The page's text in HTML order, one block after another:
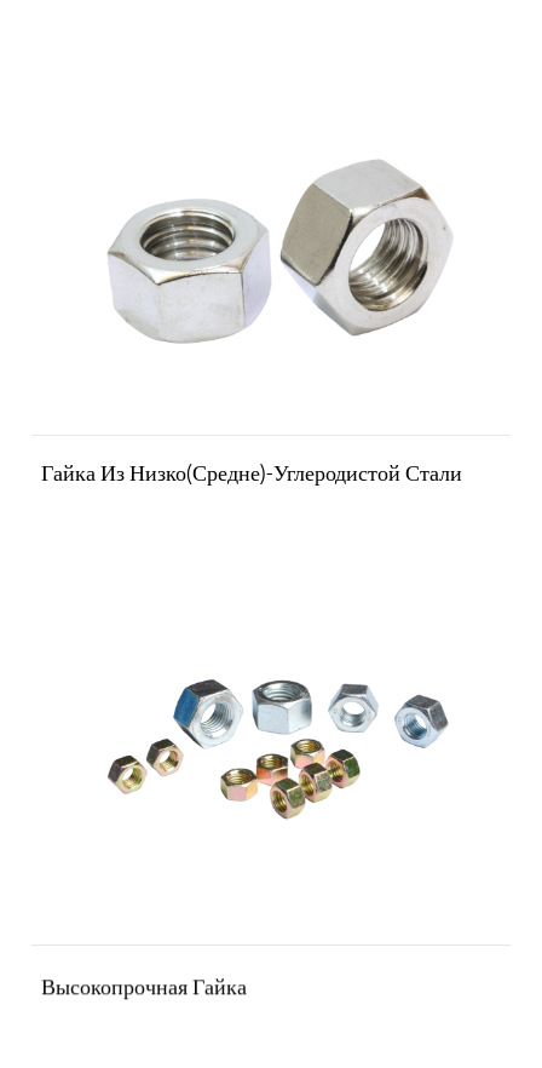
Гайка Из Низко(средне)-Углеродистой Стали
Высокопрочная Гайка